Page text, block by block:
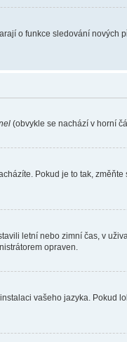
o funkce sledování
(obvykle se nachází v horní
Pokud je to tak,
letní nebo zimní čas, v
opraven.
vašeho jazyka. Pokud